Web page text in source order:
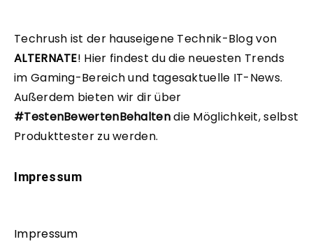
Techrush ist der hauseigene Technik-Blog von
ALTERNATE! Hier findest du die neuesten Trends
im Gaming-Bereich und tagesaktuelle IT-News.
Außerdem bieten wir dir über
#TestenBewertenBehaltendie Möglichkeit, selbst
Produkttester zu werden.
Impressum
Impressum